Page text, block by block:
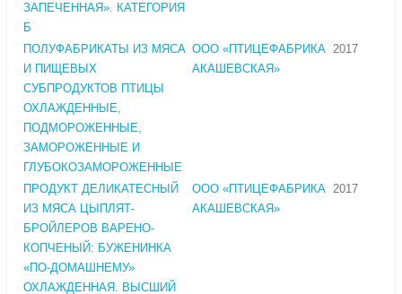
ЗАПЕЧЕННАЯ». КАТЕГОРИЯ
Б
ПОЛУФАБРИКАТЫ ИЗ МЯСА
И ПИЩЕВЫХ
СУБПРОДУКТОВ ПТИЦЫ
ОХЛАЖДЕННЫЕ,
ПОДМОРОЖЕННЫЕ,
ЗАМОРОЖЕННЫЕ И
ГЛУБОКОЗАМОРОЖЕННЫЕ
ООО «ПТИЦЕФАБРИКА
АКАШЕВСКАЯ»
2017
ПРОДУКТ ДЕЛИКАТЕСНЫЙ
ИЗ МЯСА ЦЫПЛЯТ-
БРОЙЛЕРОВ ВАРЕНО-
КОПЧЕНЫЙ: БУЖЕНИНКА
«ПО-ДОМАШНЕМУ»
ОХЛАЖДЕННАЯ. ВЫСШИЙ
ООО «ПТИЦЕФАБРИКА
АКАШЕВСКАЯ»
2017